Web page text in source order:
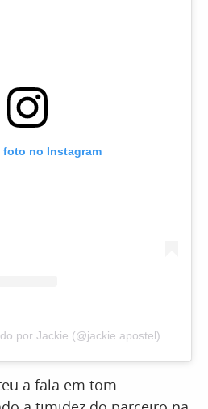
foto no Instagram
por Jackie (@jackie.apostel)
a fala em tom